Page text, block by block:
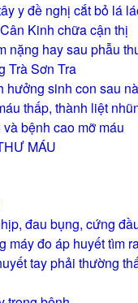
y đề nghị cắt bỏ lá
Kinh chữa cận thị
nặng hay sau phẫu
Trà Sơn Tra
hưởng sinh con sau
thấp, thành liệt
bệnh cao mỡ máu
MÁU
đau bụng, cứng
máy đo áp huyết tìm
tay phải thường